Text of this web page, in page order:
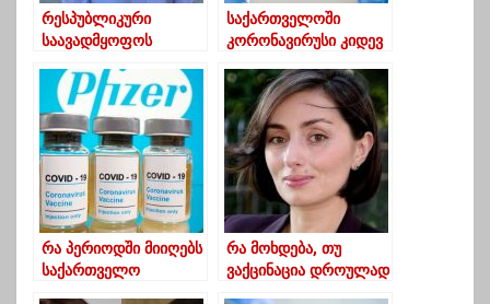
რესპუბლიკური
საავადმყოფოს
კორონავირუსი
დაუდასტურდა
საქართველოში
კორონავირუსი კიდევ
დაუდასტურდა,
გარდაიცვალა 46
რა პერიოდში მიიღებს
საქართველო
რა მოხდება, თუ
ვაქცინაცია დროულად